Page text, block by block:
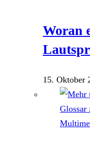
Woran
15. Oktober